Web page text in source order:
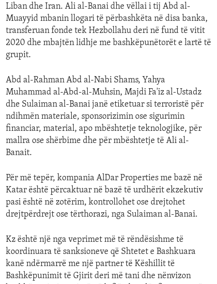
Liban dhe Iran. Ali al-Banai dhe vëllai i tij Abd al-
Muayyid mbanin llogari të përbashkëta në disa banka,
transferuan fonde tek Hezbollahu deri në fund të vitit
2020 dhe mbajtën lidhje me bashkëpunëtorët e lartë të
grupit.
Abd al-Rahman Abd al-Nabi Shams, Yahya
Muhammad al-Abd-al-Muhsin, Majdi Fa'iz al-Ustadz
dhe Sulaiman al-Banai janë etiketuar si terroristë për
ndihmën materiale, sponsorizimin ose sigurimin
financiar, material, apo mbështetje teknologjike, për
mallra ose shërbime dhe për mbështetje të Ali al-
Banait.
Për më tepër, kompania AlDar Properties me bazë në
Katar është përcaktuar në bazë të urdhërit ekzekutiv
pasi është në zotërim, kontrollohet ose drejtohet
drejtpërdrejt ose tërthorazi, nga Sulaiman al-Banai.
Kz është një nga veprimet më të rëndësishme të
koordinuara të sanksioneve që Shtetet e Bashkuara
kanë ndërmarrë me një partner të Këshillit të
Bashkëpunimit të Gjirit deri më tani dhe nënvizon